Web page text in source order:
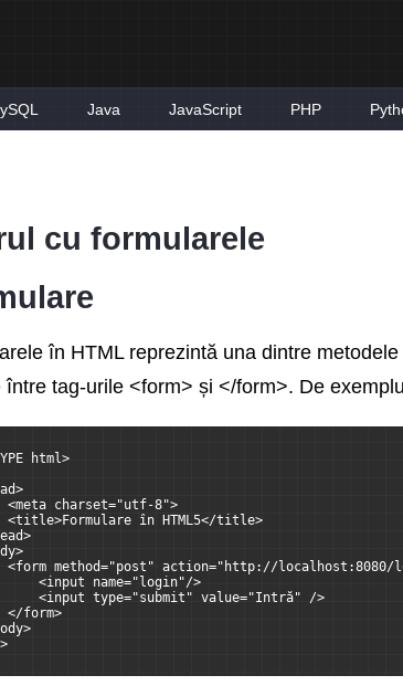
Java JavaScript PHP
cu formularele
în HTML reprezintă una dintre
între tag-urile <form> și </form>. De
html>
charset="utf-8">
în HTML5</title>
method="post" action="http://localhost:8080/
name="login"/>
type="submit" value="Intră" />